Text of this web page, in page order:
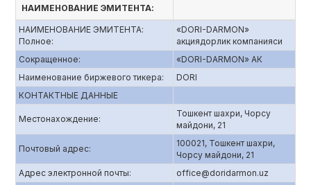
НАИМЕНОВАНИЕ ЭМИТЕНТА:
НАИМЕНОВАНИЕ ЭМИТЕНТА:
Полное:
«DORI-DARMON»
акциядорлик компанияси
Сокращенное:
«DORI-DARMON» АК
Наименование биржевого тикера:
DORI
КОНТАКТНЫЕ ДАННЫЕ
Местонахождение:
Тошкент шахри, Чорсу
майдони, 21
Почтовый адрес:
100021, Тошкент шахри,
Чорсу майдони, 21
Адрес электронной почты:
office@doridarmon.uz